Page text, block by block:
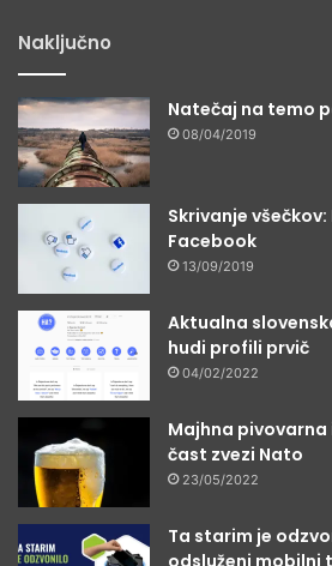
Naključno
Natečaj na temo
08/04/2019
Skrivanje
Facebook
13/09/2019
Aktualna
hudi profili prvič
04/02/2022
Majhna pivovarna
čast zvezi Nato
23/05/2022
Ta starim je